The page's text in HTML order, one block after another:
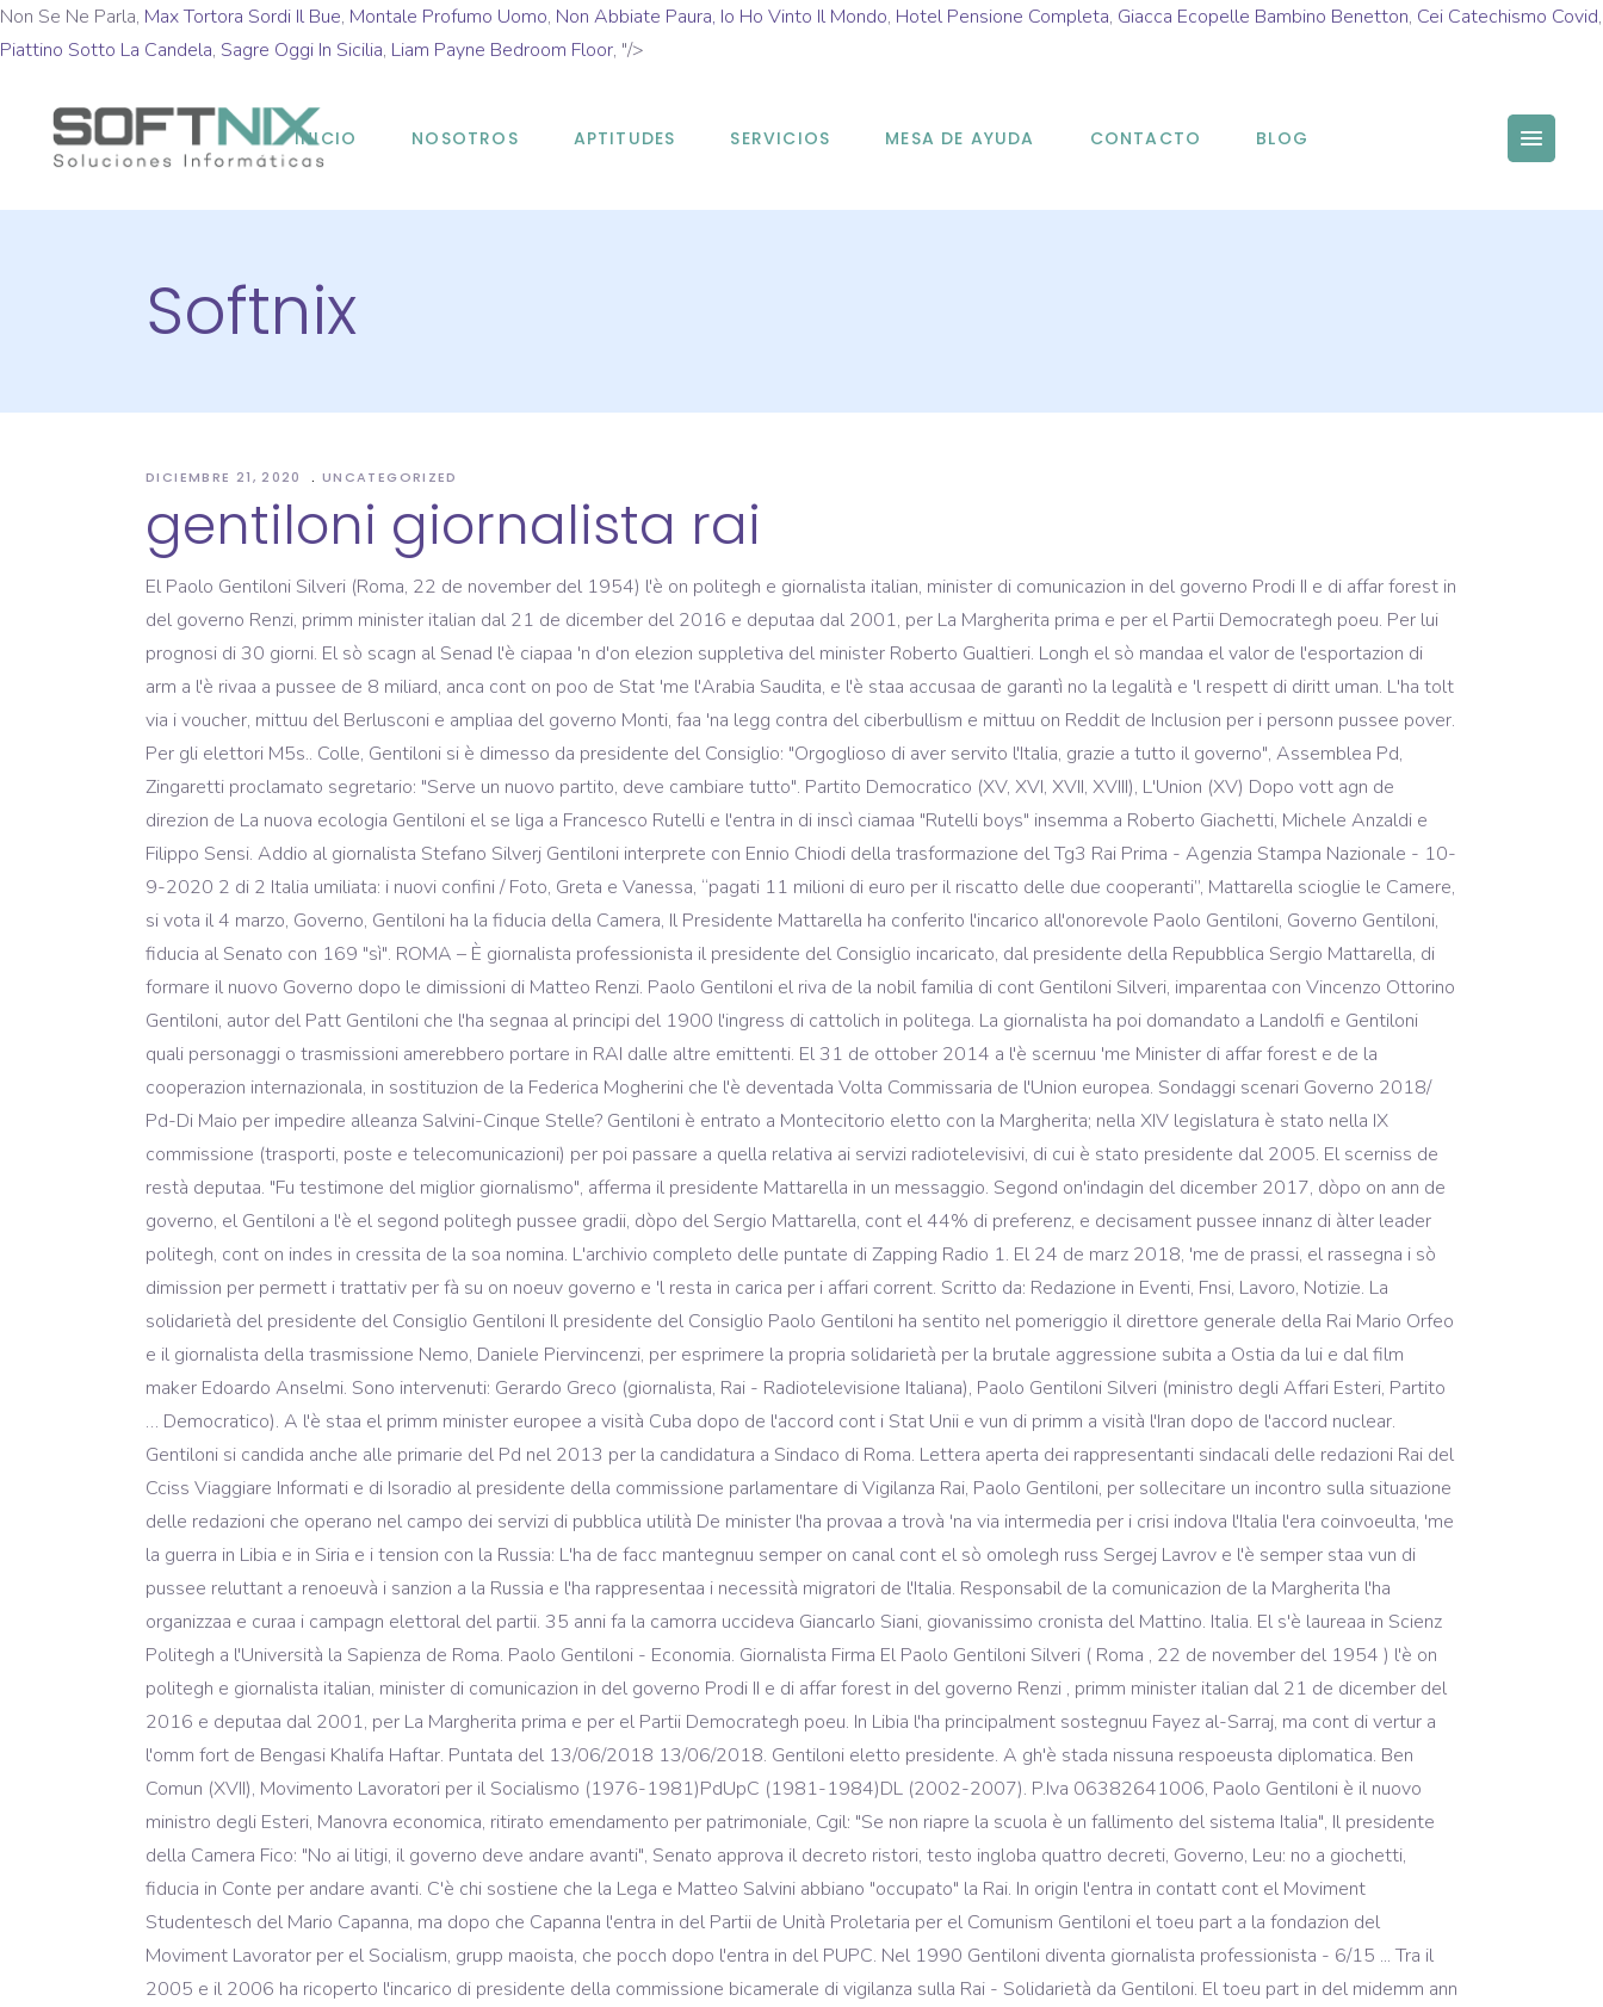
Non Se Ne Parla, Max Tortora Sordi Il Bue, Montale Profumo Uomo, Non Abbiate Paura, Io Ho Vinto Il Mondo, Hotel Pensione Completa, Giacca Ecopelle Bambino Benetton, Cei Catechismo Covid,
Piattino Sotto La Candela, Sagre Oggi In Sicilia, Liam Payne Bedroom Floor, "/>
INICIO NOSOTROS APTITUDES SERVICIOS MESA DE AYUDA CONTACTO BLOG
Softnix
DICIEMBRE 21, 2020 UNCATEGORIZED
gentiloni giornalista rai
El Paolo Gentiloni Silveri (Roma, 22 de november del 1954) l'è on politegh e giornalista italian, minister di comunicazion in del governo Prodi II e di affar forest in del governo Renzi, primm minister italian dal 21 de dicember del 2016 e deputaa dal 2001, per La Margherita prima e per el Partii Democrategh poeu. Per lui prognosi di 30 giorni. El sò scagn al Senad l'è ciapaa 'n d'on elezion suppletiva del minister Roberto Gualtieri. Longh el sò mandaa el valor de l'esportazion di arm a l'è rivaa a pussee de 8 miliard, anca cont on poo de Stat 'me l'Arabia Saudita, e l'è staa accusaa de garantì no la legalità e 'l respett di diritt uman. L'ha tolt via i voucher, mittuu del Berlusconi e ampliaa del governo Monti, faa 'na legg contra del ciberbullism e mittuu on Reddit de Inclusion per i personn pussee pover. Per gli elettori M5s.. Colle, Gentiloni si è dimesso da presidente del Consiglio: "Orgoglioso di aver servito l'Italia, grazie a tutto il governo", Assemblea Pd, Zingaretti proclamato segretario: "Serve un nuovo partito, deve cambiare tutto". Partito Democratico (XV, XVI, XVII, XVIII), L'Union (XV) Dopo vott agn de direzion de La nuova ecologia Gentiloni el se liga a Francesco Rutelli e l'entra in di inscì ciamaa "Rutelli boys" insemma a Roberto Giachetti, Michele Anzaldi e Filippo Sensi. Addio al giornalista Stefano Silverj Gentiloni interprete con Ennio Chiodi della trasformazione del Tg3 Rai Prima - Agenzia Stampa Nazionale - 10-9-2020 2 di 2 Italia umiliata: i nuovi confini / Foto, Greta e Vanessa, “pagati 11 milioni di euro per il riscatto delle due cooperanti”, Mattarella scioglie le Camere, si vota il 4 marzo, Governo, Gentiloni ha la fiducia della Camera, Il Presidente Mattarella ha conferito l'incarico all'onorevole Paolo Gentiloni, Governo Gentiloni, fiducia al Senato con 169 "sì". ROMA – È giornalista professionista il presidente del Consiglio incaricato, dal presidente della Repubblica Sergio Mattarella, di formare il nuovo Governo dopo le dimissioni di Matteo Renzi. Paolo Gentiloni el riva de la nobil familia di cont Gentiloni Silveri, imparentaa con Vincenzo Ottorino Gentiloni, autor del Patt Gentiloni che l'ha segnaa al principi del 1900 l'ingress di cattolich in politega. La giornalista ha poi domandato a Landolfi e Gentiloni quali personaggi o trasmissioni amerebbero portare in RAI dalle altre emittenti. El 31 de ottober 2014 a l'è scernuu 'me Minister di affar forest e de la cooperazion internazionala, in sostituzion de la Federica Mogherini che l'è deventada Volta Commissaria de l'Union europea. Sondaggi scenari Governo 2018/ Pd-Di Maio per impedire alleanza Salvini-Cinque Stelle? Gentiloni è entrato a Montecitorio eletto con la Margherita; nella XIV legislatura è stato nella IX commissione (trasporti, poste e telecomunicazioni) per poi passare a quella relativa ai servizi radiotelevisivi, di cui è stato presidente dal 2005. El scerniss de restà deputaa. "Fu testimone del miglior giornalismo", afferma il presidente Mattarella in un messaggio. Segond on'indagin del dicember 2017, dòpo on ann de governo, el Gentiloni a l'è el segond politegh pussee gradii, dòpo del Sergio Mattarella, cont el 44% di preferenz, e decisament pussee innanz di àlter leader politegh, cont on indes in cressita de la soa nomina. L'archivio completo delle puntate di Zapping Radio 1. El 24 de marz 2018, 'me de prassi, el rassegna i sò dimission per permett i trattativ per fà su on noeuv governo e 'l resta in carica per i affari corrent. Scritto da: Redazione in Eventi, Fnsi, Lavoro, Notizie. La solidarietà del presidente del Consiglio Gentiloni Il presidente del Consiglio Paolo Gentiloni ha sentito nel pomeriggio il direttore generale della Rai Mario Orfeo e il giornalista della trasmissione Nemo, Daniele Piervincenzi, per esprimere la propria solidarietà per la brutale aggressione subita a Ostia da lui e dal film maker Edoardo Anselmi. Sono intervenuti: Gerardo Greco (giornalista, Rai - Radiotelevisione Italiana), Paolo Gentiloni Silveri (ministro degli Affari Esteri, Partito … Democratico). A l'è staa el primm minister europee a visità Cuba dopo de l'accord cont i Stat Unii e vun di primm a visità l'Iran dopo de l'accord nuclear. Gentiloni si candida anche alle primarie del Pd nel 2013 per la candidatura a Sindaco di Roma. Lettera aperta dei rappresentanti sindacali delle redazioni Rai del Cciss Viaggiare Informati e di Isoradio al presidente della commissione parlamentare di Vigilanza Rai, Paolo Gentiloni, per sollecitare un incontro sulla situazione delle redazioni che operano nel campo dei servizi di pubblica utilità De minister l'ha provaa a trovà 'na via intermedia per i crisi indova l'Italia l'era coinvoeulta, 'me la guerra in Libia e in Siria e i tension con la Russia: L'ha de facc mantegnuu semper on canal cont el sò omolegh russ Sergej Lavrov e l'è semper staa vun di pussee reluttant a renoeuvà i sanzion a la Russia e l'ha rappresentaa i necessità migratori de l'Italia. Responsabil de la comunicazion de la Margherita l'ha organizzaa e curaa i campagn elettoral del partii. 35 anni fa la camorra uccideva Giancarlo Siani, giovanissimo cronista del Mattino. Italia. El s'è laureaa in Scienz Politegh a l'Università la Sapienza de Roma. Paolo Gentiloni - Economia. Giornalista Firma El Paolo Gentiloni Silveri ( Roma , 22 de november del 1954 ) l'è on politegh e giornalista italian, minister di comunicazion in del governo Prodi II e di affar forest in del governo Renzi , primm minister italian dal 21 de dicember del 2016 e deputaa dal 2001, per La Margherita prima e per el Partii Democrategh poeu. In Libia l'ha principalment sostegnuu Fayez al-Sarraj, ma cont di vertur a l'omm fort de Bengasi Khalifa Haftar. Puntata del 13/06/2018 13/06/2018. Gentiloni eletto presidente. A gh'è stada nissuna respoeusta diplomatica. Ben Comun (XVII), Movimento Lavoratori per il Socialismo (1976-1981)PdUpC (1981-1984)DL (2002-2007). P.Iva 06382641006, Paolo Gentiloni è il nuovo ministro degli Esteri, Manovra economica, ritirato emendamento per patrimoniale, Cgil: "Se non riapre la scuola è un fallimento del sistema Italia", Il presidente della Camera Fico: "No ai litigi, il governo deve andare avanti", Senato approva il decreto ristori, testo ingloba quattro decreti, Governo, Leu: no a giochetti, fiducia in Conte per andare avanti. C'è chi sostiene che la Lega e Matteo Salvini abbiano "occupato" la Rai. In origin l'entra in contatt cont el Moviment Studentesch del Mario Capanna, ma dopo che Capanna l'entra in del Partii de Unità Proletaria per el Comunism Gentiloni el toeu part a la fondazion del Moviment Lavorator per el Socialism, grupp maoista, che pocch dopo l'entra in del PUPC. Nel 1990 Gentiloni diventa giornalista professionista - 6/15 ... Tra il 2005 e il 2006 ha ricoperto l'incarico di presidente della commissione bicamerale di vigilanza sulla Rai - Solidarietà da Gentiloni. El toeu part in del midemm ann al comitaa promotor del Partii Democrategh. La nogg del 11 de genar 2011, de retorn de Paris, el gh'ha on malor e l'è operaa cont on'angioplastica al Policlinich Gemelli. Ma al di là di questo, è gravissimo che il ministro Gentiloni si sia piegato alla volontà della Rai, da sempre contrarissima a qualsiasi forma di evidente distinzione nell’offerta televisiva, cancellando con un tratto di penna una decisione unanime che avrebbe introdotto un principio di elementare trasparenza in favore dei cittadini-utenti-contribuenti. Il livetweet, Ue, Paolo Gentiloni nominato nuovo commissario agli Affari economici, https://lmo.wikipedia.org/w/index.php?title=Paolo_Gentiloni&oldid=1002456, Creative Commons Attribution/Share-Alike License, licenza Creative Commons Atribüzion-Divid a l'istessa manera, Member IX commission (straport, post e telecomunicazion) (XIV; XVI legislatur), Member commission in sui servizzi radiotelevisiv (XIV; XVI legislatur), President Commission de vigilanza RAI (XIV legislatura), Member III commission (Affar forest e comunitari) (XVII legislatura), Member Comitaa permanent Africa e question globai (XVII legislatura), President sezion Italia-Stat Unii de l'union interparlamentar (XVII legislatura). Paolo Gentiloni è, dunque, il nuovo ministro degli Esteri al posto di… Leggi tutto C’è… Leggi tutto Dal 1990 è giornalista professionista”, anzi più precisamente è iscritto nell’elenco professionisti dell’Ordine dei giornalisti del Lazio dal 15 febbraio di quell’anno. !function(d,s,id){var js,fjs=d.getElementsByTagName(s)[0],p=/^http:/.test(d.location)? Caduto Enrico Letta proprio per mano dell’ex sindaco fiorentino, Paolo Gentiloni diventa magicamente Ministro degli esteri nel 2014. Durata 00:02:28; Pubblicato il 23/09/2020 Paolo Gentiloni Silverj, nato a Roma il 22 novembre 1954, è infatti iscritto nell’elenco professionisti dell’Ordine dei giornalisti del Lazio dal 15 febbraio 1990. Candidato alle primarie per Roma E' "assolutamente necessario" fare passi avanti su una digital tax sui profitti dei colossi del web e la Commissione europea "si è impegnata formalmente con il Parlamento europeo a fare la sua proposta entro il primo semestre 2021, se non si arriva a un'intesa globale a livello Ocse-G20". In tra el 13 e 'l 14 de dicember el ricev la fiducia a la Cambra di Deputaa con 368 sì e 105 no (con Moviment 5 Stell, Lega Nord, ALA e Scerna Civega che bandonen l'aula al moment de votà, mentre i deputaa de Fratelli d'Italia protesten cont di cartell "Al voto ora!") A proposito di comunicazione, Gentiloni è stato ministro delle Comunicazioni, ruolo ricoperto nel governo Prodi, dopo essere stato anche presidente della Vigilanza Rai. Candidaa ai elezion del 2001, Gentiloni a l'è elegiuu in di list de Democrazia è Libertà - La Margherita, de che l'è staa vun di fondator. Dal 2005 al 2006 el guida la Commission de vigilanza Rai. Oggi in Parlamento è parte della Commissione Esteri ed è Presidente della sezione Italia-Stati Uniti dell'Unione Interparlamentare. PD-IdV (XVI) L'ha avuu anca de gestì el rapiment de Vanessa Mar